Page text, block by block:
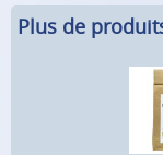
Plus de